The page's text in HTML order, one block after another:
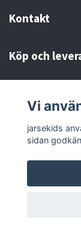
Kontakt
Köp och
©
Vi
jarsekids
sidan